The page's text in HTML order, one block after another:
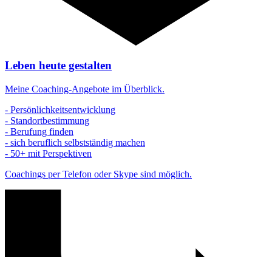
Leben heute gestalten
Meine Coaching-Angebote im Überblick.
- Persönlichkeitsentwicklung
- Standortbestimmung
- Berufung finden
- sich beruflich selbstständig machen
- 50+ mit Perspektiven
Coachings per Telefon oder Skype sind möglich.